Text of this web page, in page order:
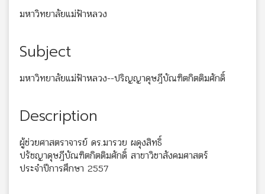
มหาวิทยาลัยแม่ฟ้าหลวง
Subject
มหาวิทยาลัยแม่ฟ้าหลวง--ปริญญาดุษฎีบัณฑิตกิตติมศักดิ์
Description
ผู้ช่วยศาสตราจารย์ ดร.มารวย ผดุงสิทธิ์
ปรัชญาดุษฎีบัณฑิตกิตติมศักดิ์ สาขาวิชาสังคมศาสตร์
ประจำปีการศึกษา 2557